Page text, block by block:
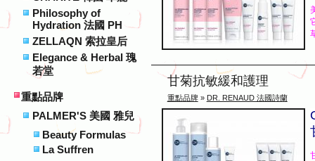
Philosophy of
Hydration 法國 PH
ZELLAQN 索拉皇后
Elegance & Herbal 瑰
若堂
重點品牌
PALMER'S 美國 雅兒
Beauty Formulas
La Suffren
甘菊抗敏緩和護理
重點品牌» DR. RENAUD 法國詩蘭